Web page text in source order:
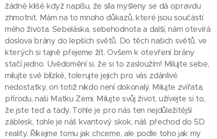
žádné klišé když napíšu, že síla myšleny se dá opravdu
zhmotnit. Mám na to mnoho důkazů, které jsou součástí
mého života. Sebeláska, sebehodnota a další, nám otevírá
doslova brány do lepších světů. Do těch našich světů, ve
kterých si tajně přejeme žít. Ovšem k otevření brány
stačí jedno. Uvědomění si, že si to zasloužím! Milujte sebe,
milujte své blízké, tolerujte jejich pro vás zdánlivé
nedostatky, on totiž nikdo není dokonalý. Milujte zvířata,
přírodu, naši Matku Zemi. Milujte svůj život, užívejte si to,
že jste teď a tady. Tohle je pro nás ten nejdůležitější
záblesk, tohle je náš kvantový skok, náš přechod do 5D
reality. Říkejme tomu jak chceme, ale podle toho jak my